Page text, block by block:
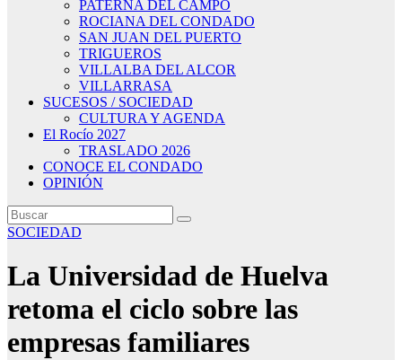
PATERNA DEL CAMPO
ROCIANA DEL CONDADO
SAN JUAN DEL PUERTO
TRIGUEROS
VILLALBA DEL ALCOR
VILLARRASA
SUCESOS / SOCIEDAD
CULTURA Y AGENDA
El Rocío 2027
TRASLADO 2026
CONOCE EL CONDADO
OPINIÓN
SOCIEDAD
La Universidad de Huelva
retoma el ciclo sobre las
empresas familiares